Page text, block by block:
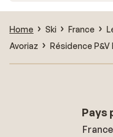
Home Ski France
Avoriaz
Résidence
Pays